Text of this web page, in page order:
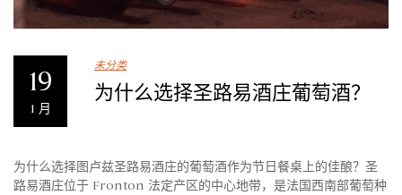
19
1 月
未分类
为什么选择圣路易酒庄葡萄酒？
为什么选择图卢兹圣路易酒庄的葡萄酒作为节日餐桌上的佳酿？圣
路易酒庄位于 Fronton 法定产区的中心地带，是法国西南部葡萄种